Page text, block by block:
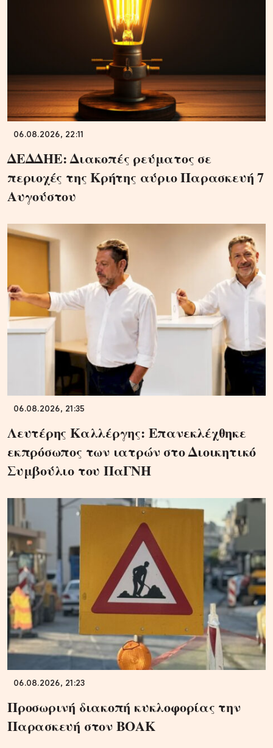
06.08.2026, 22:11
ΔΕΔΔΗΕ: Διακοπές ρεύματος σε
περιοχές της Κρήτης αύριο Παρασκευή 7
Αυγούστου
06.08.2026, 21:35
Λευτέρης Καλλέργης: Επανεκλέχθηκε
εκπρόσωπος των ιατρών στο Διοικητικό
Συμβούλιο του ΠαΓΝΗ
06.08.2026, 21:23
Προσωρινή διακοπή κυκλοφορίας την
Παρασκευή στον ΒΟΑΚ